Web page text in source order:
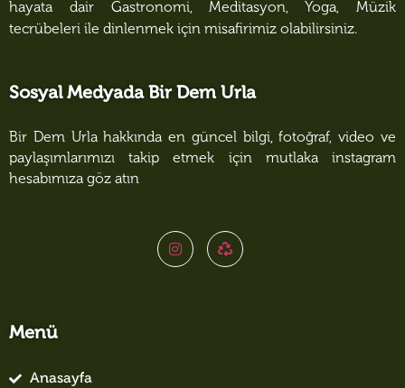
hayata dair Gastronomi, Meditasyon, Yoga, Müzik
tecrübeleri ile dinlenmek için misafirimiz olabilirsiniz.
Sosyal Medyada Bir Dem Urla
Bir Dem Urla hakkında en güncel bilgi, fotoğraf, video ve
paylaşımlarımızı takip etmek için mutlaka instagram
hesabımıza göz atın
Menü
Anasayfa